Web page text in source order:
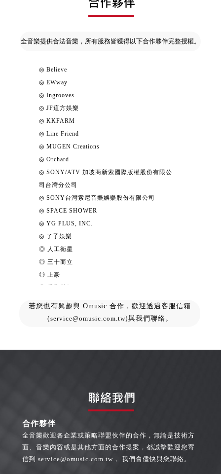
全音樂提供合法音樂，所有服務皆獲得以下合作夥伴完整授權。
若您也有興趣與 Omusic 合作，歡迎透過客服信箱
(service@omusic.com.tw)與我們聯絡。
合作夥伴
全音樂歡迎各企業或策略聯盟伙伴的合作，無論是技術方
面、音樂內容或是其他方面的合作提案，都誠摯歡迎您寄
信到 service@omusic.com.tw ， 我們會儘快與您聯絡。